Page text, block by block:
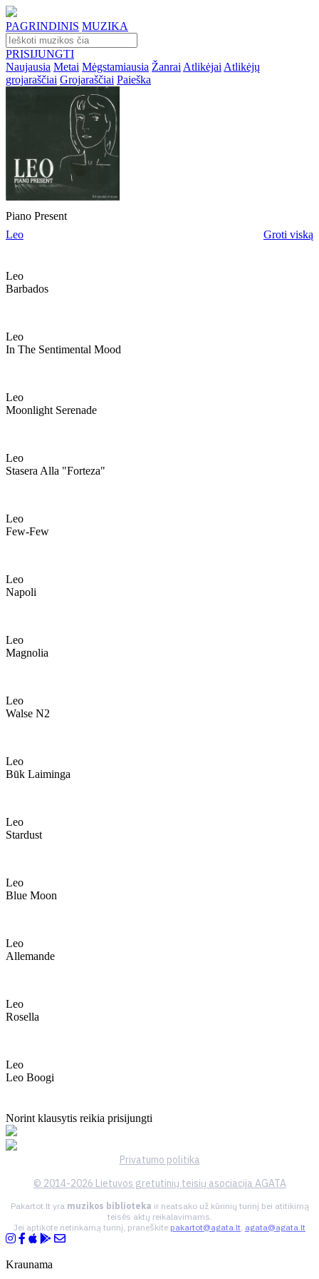
PAGRINDINIS MUZIKA
PRISIJUNGTI
Naujausia Metai Mėgstamiausia Žanrai Atlikėjai Atlikėjų
grojaraščiai Grojaraščiai Paieška
Piano Present
Leo
Groti viską
Leo
Barbados
Leo
In The Sentimental Mood
Leo
Moonlight Serenade
Leo
Stasera Alla "forteza"
Leo
Few-Few
Leo
Napoli
Leo
Magnolia
Leo
Walse N2
Leo
Būk Laiminga
Leo
Stardust
Leo
Blue Moon
Leo
Allemande
Leo
Rosella
Leo
Leo Boogi
Norint klausytis reikia prisijungti
Privatumo politika
© 2014-2026 Lietuvos gretutinių teisių asociacija AGATA
Pakartot.lt yra muzikos biblioteka ir neatsako už kūrinių turinį bei atitikimą
teisės aktų reikalavimams.
Jei aptikote netinkamą turinį, praneškite pakartot@agata.lt, agata@agata.lt
Kraunama